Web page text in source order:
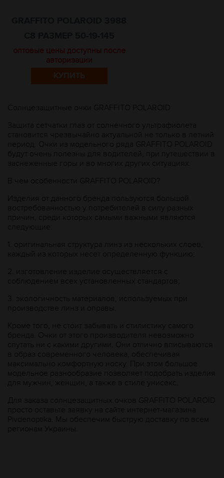
оптовые цены доступны после
авторизации
КУПИТЬ
Солнцезащитные очки GRAFFITO POLAROID
Защита сетчатки глаз от солнечного ультрафиолета
становится чрезвычайно актуальной не только в летний
период. Очки из модельного ряда GRAFFITO POLAROID
будут очень полезны для водителей, при путешествии в
заснеженные горы и во многих других ситуациях.
В чем особенности GRAFFITO POLAROID?
Изделия от данного бренда пользуются большой
востребованностью у потребителей в силу разных
причин, среди которых самыми важными являются
следующие:
оригинальная структура линз из нескольких слоев,
каждый из которых несет определенную функцию;
2.
изготовление изделие осуществляется с
соблюдением всех установленных стандартов;
3. экологичность материалов, используемых при
производстве линз и оправы.
Кроме того, не стоит забывать и стилистику самого
бренда. Очки от этого производителя невозможно
спутать ни с какими другими. Они отлично вписываются
в образ современного человека, обеспечивая
максимально комфортную носку. При этом большое
модельное разнообразие позволяет подобрать изделия
для мужчин, женщин, а также в стиле унисекс.
Для заказа солнцезащитных очков GRAFFITO POLAROID
просто оставьте заявку на сайте интернет-магазина
Рivdenoptika. Мы обеспечим быструю доставку по всем
регионам Украины.